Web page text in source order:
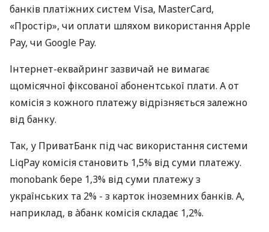
банків платіжних систем Visa, MasterCard,
«Простір», чи оплати шляхом використання Apple
Pay, чи Google Pay.
Інтернет-еквайринг зазвичай не вимагає
щомісячної фіксованої абонентської плати. А от
комісія з кожного платежу відрізняється залежно
від банку.
Так, у ПриватБанк під час використання системи
LiqPay комісія становить 1,5% від суми платежу.
monobank бере 1,3% від суми платежу з
українських та 2% - з карток іноземних банків. А,
наприклад, в àбанк комісія складає 1,2%.